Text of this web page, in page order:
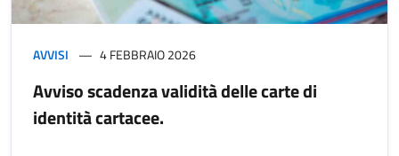
AVVISI 4 FEBBRAIO 2026
Avviso scadenza validità delle carte di
identità cartacee.